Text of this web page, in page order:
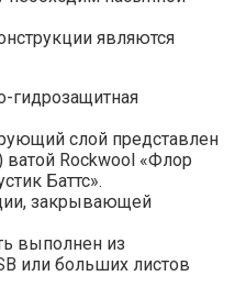
являются
гидрозащитная
слой представлен
Rockwool «Флор
Баттс».
закрывающей
выполнен из
или больших листов